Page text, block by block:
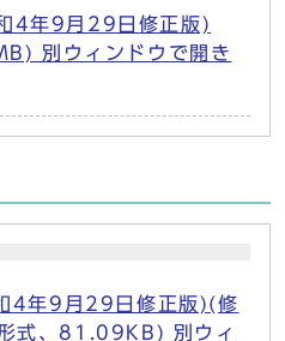
4年9月29日修正版)
別ウィンドウで開き
4年9月29日修正版)(修
式、81.09KB) 別ウィ